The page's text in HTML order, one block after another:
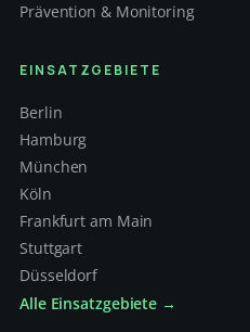
Prävention & Monitoring
EINSATZGEBIETE
Berlin
Hamburg
München
Köln
Frankfurt am Main
Stuttgart
Düsseldorf
Alle Einsatzgebiete →